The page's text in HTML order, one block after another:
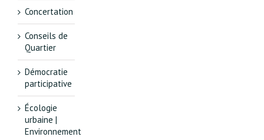
Concertation
Conseils de
Quartier
Démocratie
participative
Écologie
urbaine |
Environnement